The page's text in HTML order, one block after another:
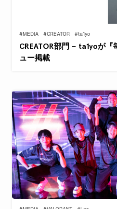
#MEDIA #CREATOR #ta1yo
CREATOR部門 – ta1yoが
ュー掲載